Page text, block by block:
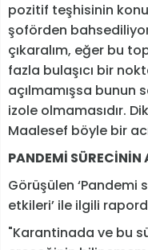
pozitif teşhisinin
şoförden
çıkaralım, eğer bu
fazla bulaşıcı bir
açılmamışsa bunun
izole olmamasıdır.
Maalesef böyle bir
PANDEMİ SÜRECİNİN
Görüşülen ‘Pandemi
etkileri’ ile ilgili
"Karantinada ve bu